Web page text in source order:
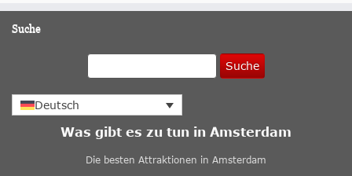
Suche
Suche
Deutsch
Was gibt es zu tun in Amsterdam
Die besten Attraktionen in Amsterdam